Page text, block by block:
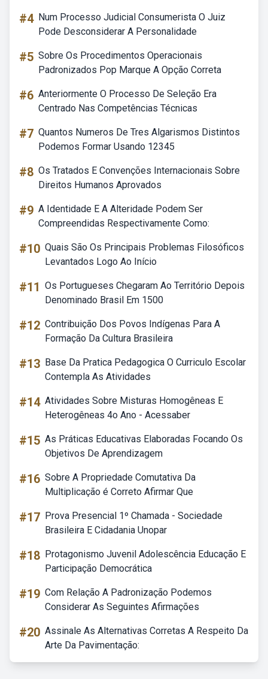
#4 Num Processo Judicial Consumerista O Juiz
Pode Desconsiderar A Personalidade
#5 Sobre Os Procedimentos Operacionais
Padronizados Pop Marque A Opção Correta
#6 Anteriormente O Processo De Seleção Era
Centrado Nas Competências Técnicas
#7 Quantos Numeros De Tres Algarismos Distintos
Podemos Formar Usando 12345
#8 Os Tratados E Convenções Internacionais Sobre
Direitos Humanos Aprovados
#9 A Identidade E A Alteridade Podem Ser
Compreendidas Respectivamente Como:
#10 Quais São Os Principais Problemas Filosóficos
Levantados Logo Ao Início
#11 Os Portugueses Chegaram Ao Território Depois
Denominado Brasil Em 1500
#12 Contribuição Dos Povos Indígenas Para A
Formação Da Cultura Brasileira
#13 Base Da Pratica Pedagogica O Curriculo Escolar
Contempla As Atividades
#14 Atividades Sobre Misturas Homogêneas E
Heterogêneas 4o Ano - Acessaber
#15 As Práticas Educativas Elaboradas Focando Os
Objetivos De Aprendizagem
#16 Sobre A Propriedade Comutativa Da
Multiplicação é Correto Afirmar Que
#17 Prova Presencial 1º Chamada - Sociedade
Brasileira E Cidadania Unopar
#18 Protagonismo Juvenil Adolescência Educação E
Participação Democrática
#19 Com Relação A Padronização Podemos
Considerar As Seguintes Afirmações
#20 Assinale As Alternativas Corretas A Respeito Da
Arte Da Pavimentação: